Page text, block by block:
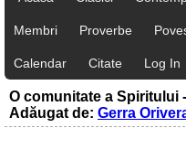
Membri Proverbe
Calendar Citate Log In
O comunitate a Spiritului
Adăugat de: Gerra